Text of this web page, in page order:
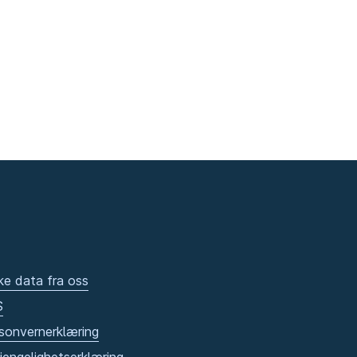
data fra oss